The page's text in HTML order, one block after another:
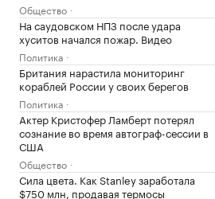
Общество
На саудовском НПЗ после удара
хуситов начался пожар. Видео
Политика
Британия нарастила мониторинг
кораблей России у своих берегов
Политика
Актер Кристофер Ламберт потерял
сознание во время автограф-сессии в
США
Общество
Сила цвета. Как Stanley заработала
$750 млн, продавая термосы